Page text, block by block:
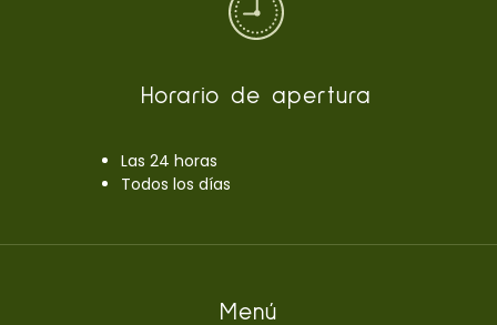
Horario de apertura
Las 24 horas
Todos los días
Menú